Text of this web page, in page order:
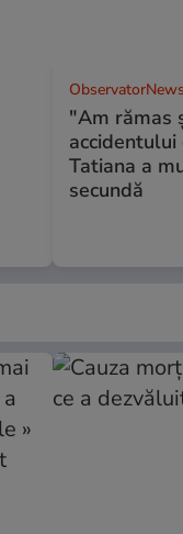
"Am rămas
accidentului
Tatiana a
secundă